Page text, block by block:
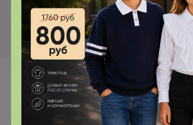
(шоколадное парфе с
ореховым кремом) 1000г,
Зерно
Самые желанные